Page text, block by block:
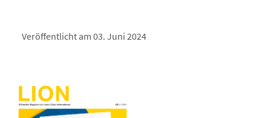
Veröffentlicht am 03. Juni 2024